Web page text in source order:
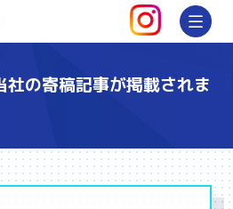
異物混入ラボ | 対策・防止方法を
インスタ
社の寄稿記事が掲載されま